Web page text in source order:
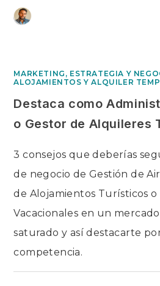
MARKETING, ESTRATEGIA Y
ALOJAMIENTOS Y ALQUILER
Destaca como
o Gestor de Alquileres
3 consejos que deberías
de negocio de Gestión de
de Alojamientos Turísticos o
Vacacionales en un
saturado y así destacarte
competencia.